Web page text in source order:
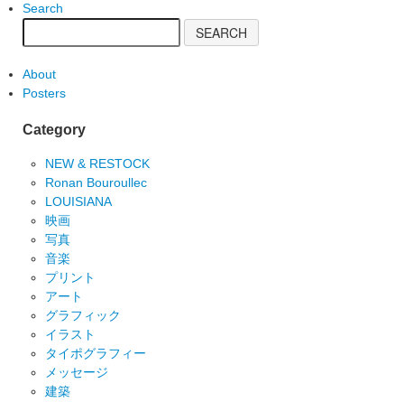
Search
About
Posters
Category
NEW & RESTOCK
Ronan Bouroullec
LOUISIANA
映画
写真
音楽
プリント
アート
グラフィック
イラスト
タイポグラフィー
メッセージ
建築